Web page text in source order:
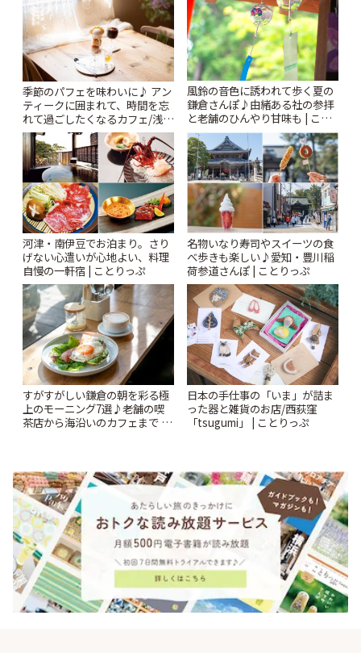
季節のパフェを味わいに♪ アン
ティークに囲まれて、時間を忘
れて過ごしたくなるカフェ/浅草
「annorum cafe」 | ことりっぷ
風鈴の音色に誘われて歩く夏の
鎌倉さんぽ♪由緒ある社の参拝
と老舗のひんやり甘味も | こと
りっぷ
河津・南伊豆でお泊まり。さり
げない心遣いが心地よい、料理
自慢の一軒宿 | ことりっぷ
名物いなり寿司やスイーツの食
べ歩きも楽しい♪愛知・豊川稲
荷参道さんぽ | ことりっぷ
すがすがしい鎌倉の朝を彩る極
上のモーニング7選♪老舗の喫
茶店から海沿いのカフェまで |
日本の手仕事の「いま」が詰ま
った器と雑貨のお店/西荻窪
「tsugumi」 | ことりっぷ